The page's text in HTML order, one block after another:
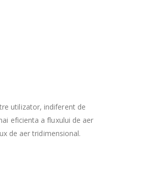
utilizator, indiferent de
eficienta a fluxului de aer
de aer tridimensional.